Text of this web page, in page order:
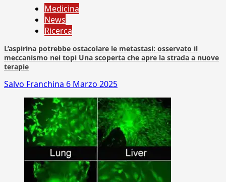
Medicina
News
Ricerca
L’aspirina potrebbe ostacolare le metastasi: osservato il
meccanismo nei topi Una scoperta che apre la strada a nuove
terapie
Salvo Franchina 6 Marzo 2025